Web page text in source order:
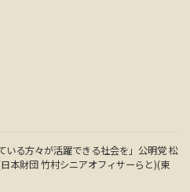
いる方々が活躍できる社会を」公明党 松
本財団 竹村シニアオフィサーらと)(東